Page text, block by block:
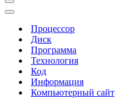
Меню
навигации
Меню
навигацииПроцессор
Диск
Программа
Технология
Код
Информация
Компьютерный сайт